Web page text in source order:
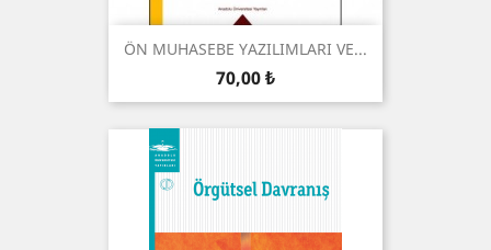
ÖN MUHASEBE YAZILIMLARI VE...
Preis
70,00 ₺